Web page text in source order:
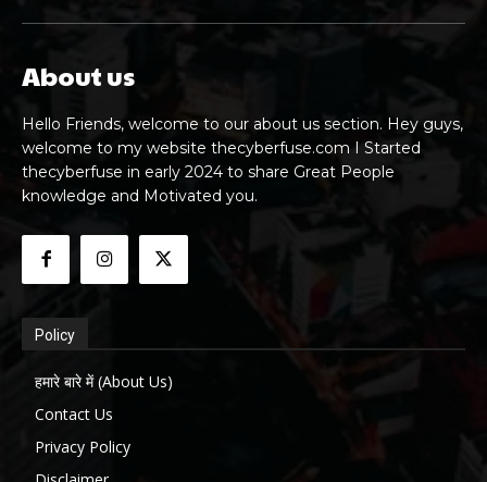
About us
Hello Friends, welcome to our about us section. Hey guys,
welcome to my website thecyberfuse.com I Started
thecyberfuse in early 2024 to share Great People
knowledge and Motivated you.
Policy
हमारे बारे में (About Us)
Contact Us
Privacy Policy